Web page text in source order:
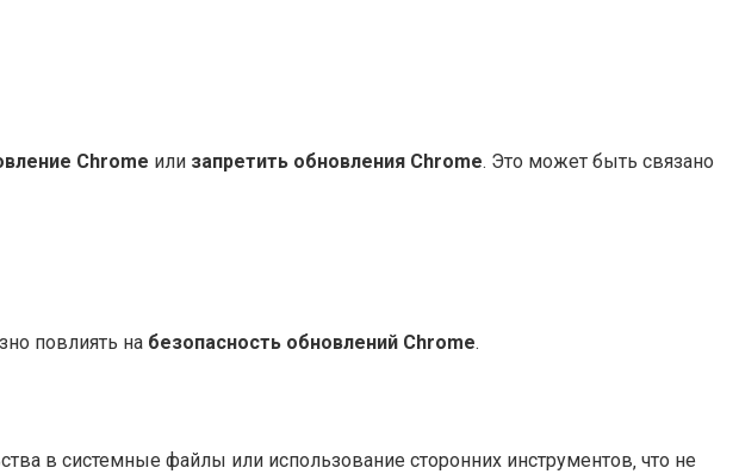
Chrome или запретить обновления Chrome. Это может быть связано
повлиять на безопасность обновлений Chrome.
в системные файлы или использование сторонних инструментов‚ что не